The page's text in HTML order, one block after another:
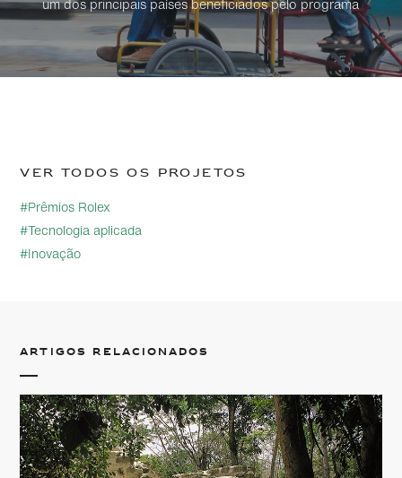
um dos principais países beneficiados pelo programa
Ver todos os projetos
#Prêmios Rolex
#Tecnologia aplicada
#Inovação
Artigos relacionados